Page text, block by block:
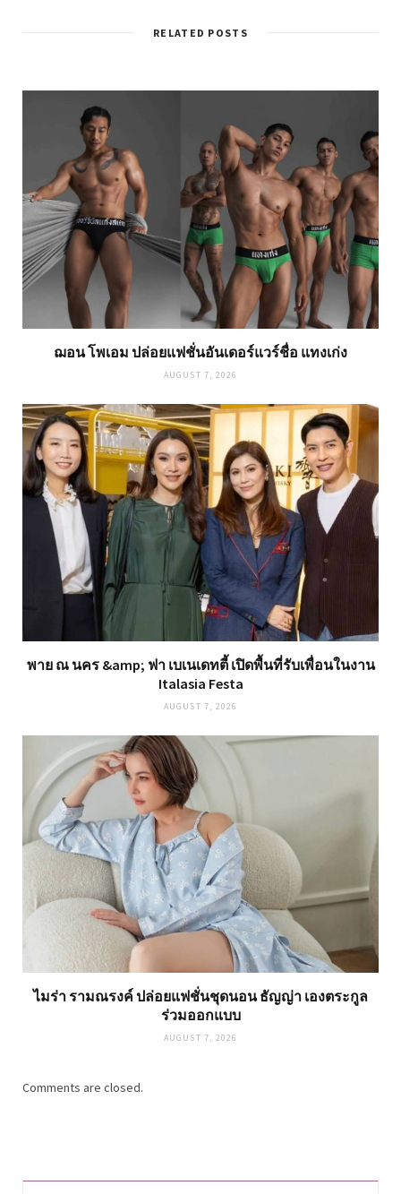
RELATED POSTS
ฌอน โพเอม ปล่อยแฟชั่นอันเดอร์แวร์ชื่อ แทงเก่ง
AUGUST 7, 2026
พาย ณ นคร &amp; ฟา เบเนเดทตี้ เปิดพื้นที่รับเพื่อนในงาน
Italasia Festa
AUGUST 7, 2026
ไมร่า รามณรงค์ ปล่อยแฟชั่นชุดนอน ธัญญ่า เองตระกูล
ร่วมออกแบบ
AUGUST 7, 2026
Comments are closed.